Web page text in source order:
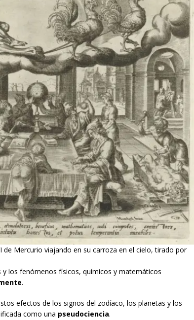
de Mercurio viajando en su carroza en el cielo, tirado por
los fenómenos físicos, químicos y matemáticos
.
efectos de los signos del zodíaco, los planetas y los
como una pseudociencia.